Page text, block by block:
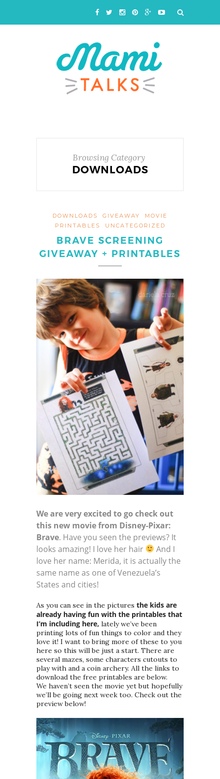
Browsing Category
DOWNLOADS
DOWNLOADS GIVEAWAY
MOVIE
PRINTABLES
UNCATEGORIZED
BRAVE SCREENING
GIVEAWAY + PRINTABLES
We are very excited to go check out
this new movie from Disney-Pixar:
Brave. Have you seen the previews? It
looks amazing! I love her hair
And I
love her name: Merida, it is actually the
same name as one of Venezuela’s
States and cities!
As you can see in the pictures the kids are
already having fun with the printables that
I’m including here, lately we’ve been
printing lots of fun things to color and they
love it! I want to bring more of these to you
here so this will be just a start. There are
several mazes, some characters cutouts to
play with and a coin archery. All the links to
download the free printables are below.
We haven’t seen the movie yet but hopefully
we’ll be going next week too. Check out the
preview below!